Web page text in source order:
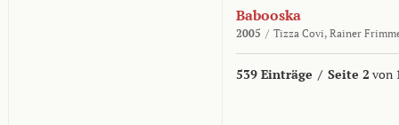
Babooska
2005 / Tizza Covi, Rainer
539 Einträge / Seite 2 von